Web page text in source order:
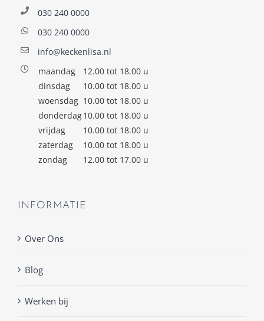
030 240 0000
030 240 0000
info@keckenlisa.nl
maandag
12.00 tot 18.00 u
dinsdag
10.00 tot 18.00 u
woensdag 10.00 tot 18.00 u
donderdag10.00 tot 18.00 u
vrijdag
10.00 tot 18.00 u
zaterdag
10.00 tot 18.00 u
zondag
12.00 tot 17.00 u
INFORMATIE
Over Ons
Blog
Werken bij